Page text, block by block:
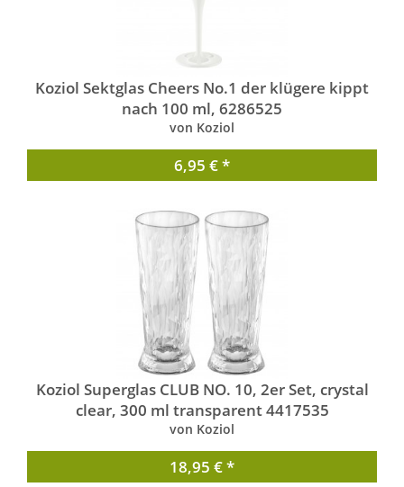
Koziol Sektglas Cheers No.1 der klügere kippt
nach 100 ml, 6286525
von Koziol
6,95 € *
Koziol Superglas CLUB NO. 10, 2er Set, crystal
clear, 300 ml transparent 4417535
von Koziol
18,95 € *